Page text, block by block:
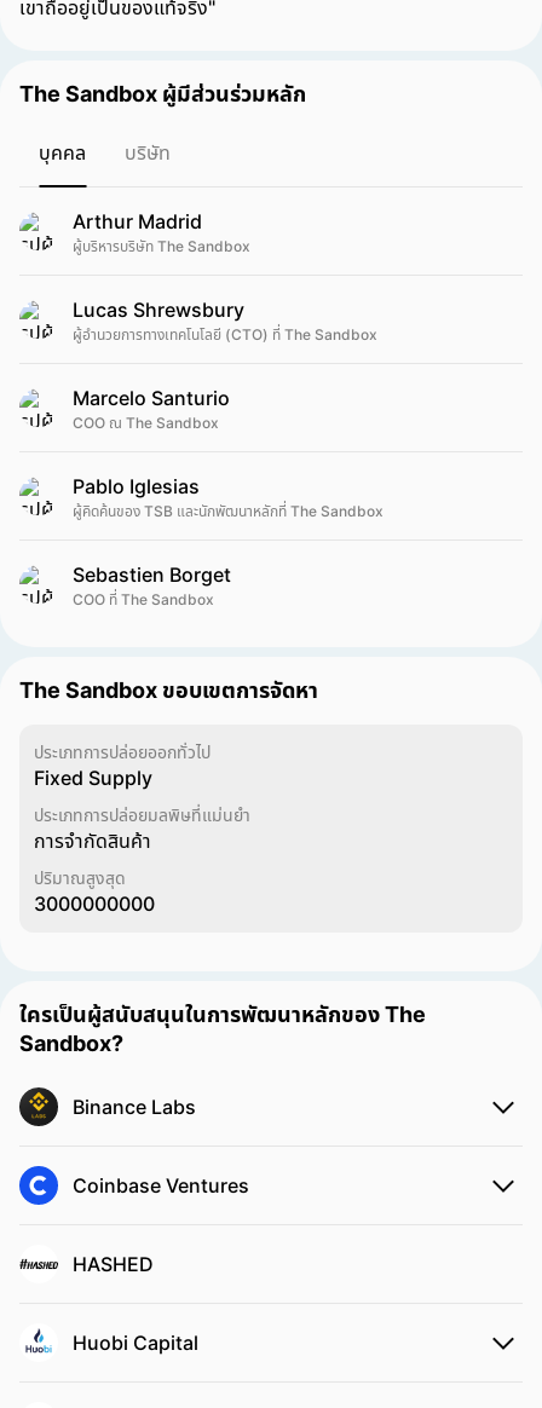
เขาถืออยู่เป็นของแท้จริง"
The Sandbox ผู้มีส่วนร่วมหลัก
บุคคล บริษัท
Arthur Madrid
ผู้บริหารบริษัท The Sandbox
Lucas Shrewsbury
ผู้อำนวยการทางเทคโนโลยี (CTO) ที่ The Sandbox
Marcelo Santurio
COO ณ The Sandbox
Pablo Iglesias
ผู้คิดค้นของ TSB และนักพัฒนาหลักที่ The Sandbox
Sebastien Borget
COO ที่ The Sandbox
The Sandbox ขอบเขตการจัดหา
ประเภทการปล่อยออกทั่วไป
Fixed Supply
ประเภทการปล่อยมลพิษที่แม่นยำ
การจำกัดสินค้า
ปริมาณสูงสุด
3000000000
ใครเป็นผู้สนับสนุนในการพัฒนาหลักของ The
Sandbox?
Binance Labs
Coinbase Ventures
HASHED
Huobi Capital